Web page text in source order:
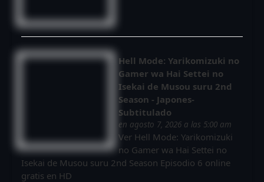
Hell Mode: Yarikomizuki no
Gamer wa Hai Settei no
Isekai de Musou suru 2nd
Season - Japones-
Subtitulado
en agosto 7, 2026 a las 5:00 am
Ver Hell Mode: Yarikomizuki
no Gamer wa Hai Settei no
Isekai de Musou suru 2nd Season Episodio 6 online
gratis en HD